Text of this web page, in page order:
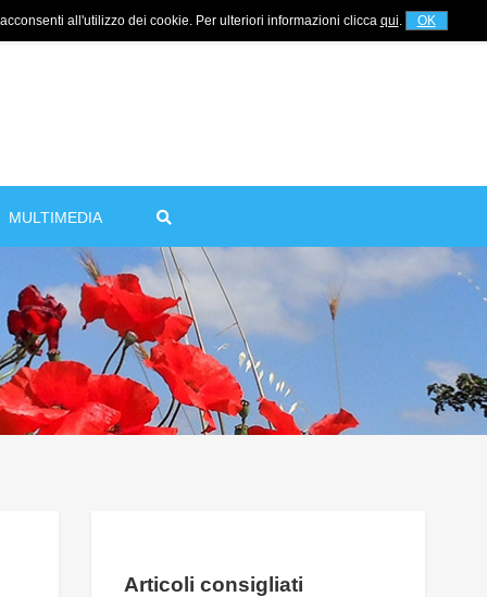
all'utilizzo dei cookie. Per ulteriori informazioni clicca qui. OK
Per informazioni+39 320 5753268
MULTIMEDIA
Articoli consigliati